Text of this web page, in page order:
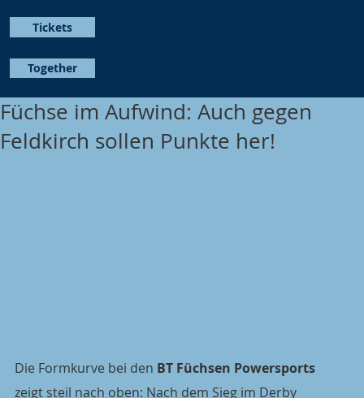
Together
Tickets
Füchse im Aufwind: Auch gegen
Feldkirch sollen Punkte her!
Die Formkurve bei den BT Füchsen Powersports
zeigt steil nach oben: Nach dem Sieg im Derby